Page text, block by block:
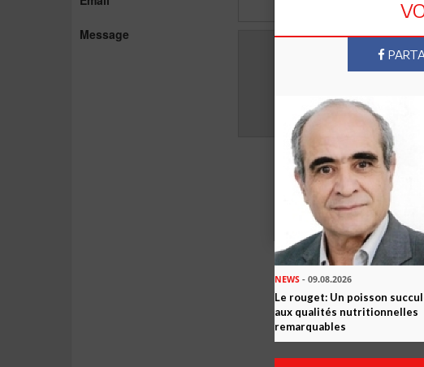
Message
NEWS - 09.08.2026
Le rouget: Un poisson
aux qualités nutritionnelles
remarquables